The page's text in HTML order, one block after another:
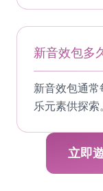
新音效包多
新音效包通
乐元素供探索。
立即